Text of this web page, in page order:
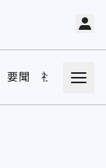
要聞 社會 娛樂